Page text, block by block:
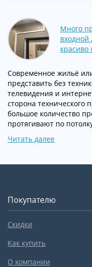
Много
красиво
Современное жильё
представить без
телевидения и
сторона технического
большое количество
протягивают по
Читать далее
Покупателю
Скидки
Как купить
О компании